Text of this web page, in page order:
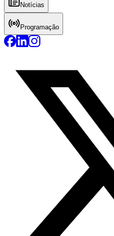
Notícias
Programação